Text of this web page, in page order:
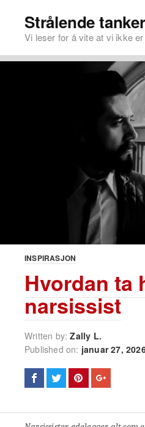
Strålende tanker
Vi leser for å vite at vi ikke
INSPIRASJON
Hvordan ta
narsissist
Written by:Zally L.
Published on: januar 27,